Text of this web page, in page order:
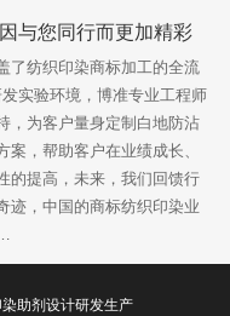
与您同行而更加精彩
了纺织印染商标加工的全流
实验环境，博准专业工程师
，为客户量身定制白地防沾
，帮助客户在业绩成长、
的提高，未来，我们回馈行
迹，中国的商标纺织印染业
助剂设计研发生产